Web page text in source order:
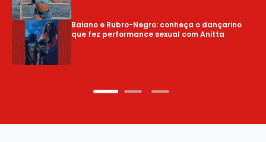
Baiano e Rubro-Negro: conheça o dançarino
que fez performance sexual com Anitta
Vídeo: Rihanna e A$AP Rocky chocam a web
com dança sensual
Quem é Junho Chu? Cantor sul-coreano é
atração da Festa de Santa Dulce